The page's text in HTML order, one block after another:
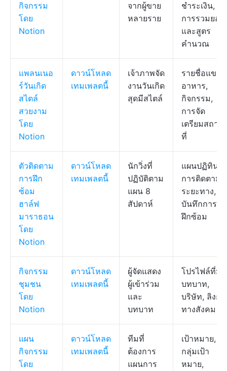
กิจกรรม
โดย
Notion
จากผู้ขาย
หลายราย
ชำระเงิน,
การรวมยอด
และสูตร
คำนวณ
แพลนเนอ
ร์วันเกิด
สไตล์
สวยงาม
โดย
Notion
ดาวน์โหลด
เทมเพลตนี้
เจ้าภาพจัด
งานวันเกิด
สุดมีสไตล์
รายชื่อแขก,
อาหาร,
กิจกรรม,
การจัด
เตรียมสถาน
ที่
ตัวติดตาม
การฝึก
ซ้อม
ฮาล์ฟ
มาราธอน
โดย
Notion
ดาวน์โหลด
เทมเพลตนี้
นักวิ่งที่
ปฏิบัติตาม
แผน 8
สัปดาห์
แผนปฏิทิน,
การติดตาม
ระยะทาง,
บันทึกการ
ฝึกซ้อม
กิจกรรม
ชุมชน
โดย
Notion
ดาวน์โหลด
เทมเพลตนี้
ผู้จัดแสดง
ผู้เข้าร่วม
และ
บทบาท
โปรไฟล์ที่มี
บทบาท,
บริษัท, ลิงก์
ทางสังคม
แผน
กิจกรรม
โดย
ดาวน์โหลด
เทมเพลตนี้
ทีมที่
ต้องการ
แผนการ
เป้าหมาย,
กลุ่มเป้า
หมาย,